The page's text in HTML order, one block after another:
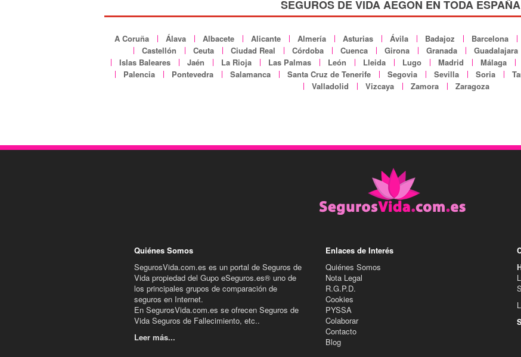
SEGUROS DE VIDA AEGON EN TODA ESPAÑA
A Coruña Álava Albacete Alicante Almería Asturias Ávila Badajoz Barcelona
Castellón
Ceuta Ciudad Real Córdoba Cuenca Girona Granada Guadalajara
Islas Baleares
Jaén La Rioja Las Palmas León Lleida Lugo Madrid Málaga
Palencia
Pontevedra Salamanca Santa Cruz de Tenerife Segovia Sevilla Soria
Valladolid
Vizcaya Zamora Zaragoza
Quiénes Somos
SegurosVida.com.es es un portal de Seguros de
Vida propiedad del Gupo eSeguros.es® uno de
los principales grupos de comparación de
seguros en Internet.
En SegurosVida.com.es se ofrecen Seguros de
Vida Seguros de Fallecimiento, etc..
Leer más...
Enlaces de Interés
Quiénes Somos
Nota Legal
R.G.P.D.
Cookies
PYSSA
Colaborar
Contacto
Blog